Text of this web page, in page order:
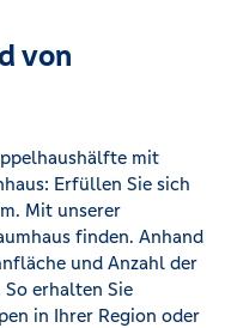
von
mit
Erfüllen Sie sich
Mit unserer
finden. Anhand
und Anzahl der
So erhalten Sie
in Ihrer Region oder